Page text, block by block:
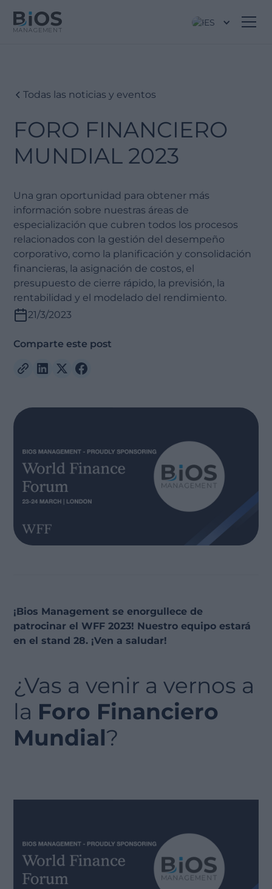
ES
Todas las noticias y eventos
FORO FINANCIERO
MUNDIAL 2023
Una gran oportunidad para obtener más
información sobre nuestras áreas de
especialización que cubren todos los procesos
relacionados con la gestión del desempeño
corporativo, como la planificación y consolidación
financieras, la asignación de costos, el
presupuesto de cierre rápido, la previsión, la
rentabilidad y el modelado del rendimiento.
21/3/2023
Comparte este post
¡Bios Management se enorgullece de
patrocinar el WFF 2023! Nuestro equipo estará
en el stand 28. ¡Ven a saludar!
¿Vas a venir a vernos a
la Foro Financiero
Mundial?